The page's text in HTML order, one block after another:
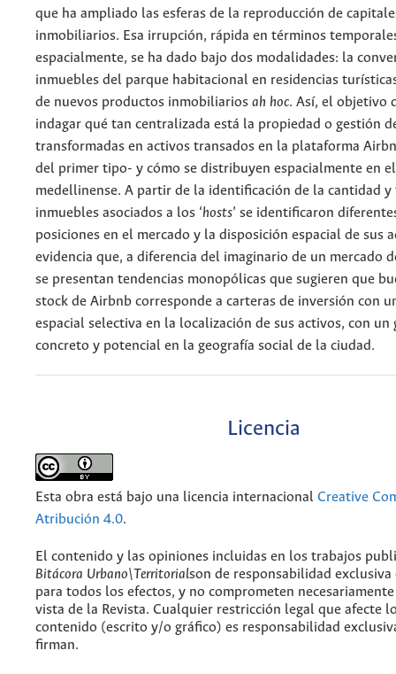
que ha ampliado las esferas de la reproducción de
inmobiliarios. Esa irrupción, rápida en términos
espacialmente, se ha dado bajo dos modalidades: la
inmuebles del parque habitacional en residencias
de nuevos productos inmobiliarios ah hoc. Así, el objetivo
indagar qué tan centralizada está la propiedad o gestión
transformadas en activos transados en la plataforma
del primer tipo- y cómo se distribuyen espacialmente en
medellinense. A partir de la identificación de la cantidad y
inmuebles asociados a los ‘hosts’ se identificaron
posiciones en el mercado y la disposición espacial de sus
evidencia que, a diferencia del imaginario de un mercado
se presentan tendencias monopólicas que sugieren que
stock de Airbnb corresponde a carteras de inversión con
espacial selectiva en la localización de sus activos, con un
concreto y potencial en la geografía social de la ciudad.
Licencia
Esta obra está bajo una licencia internacional Creative
Atribución 4.0.
El contenido y las opiniones incluidas en los trabajos
Bitácora Urbano\Territorialson de responsabilidad exclusiva
para todos los efectos, y no comprometen
vista de la Revista. Cualquier restricción legal que afecte
contenido (escrito y/o gráfico) es responsabilidad
firman.